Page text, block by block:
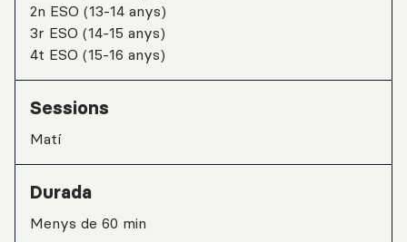
2n ESO (13-14 anys)
3r ESO (14-15 anys)
4t ESO (15-16 anys)
Sessions
matí
Durada
Menys de 60 min